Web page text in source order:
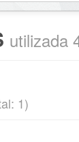
utilizada
1)